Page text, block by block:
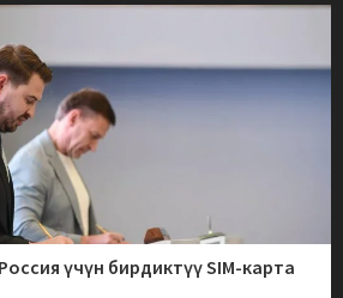
үчүн бирдиктүү SIM-карта